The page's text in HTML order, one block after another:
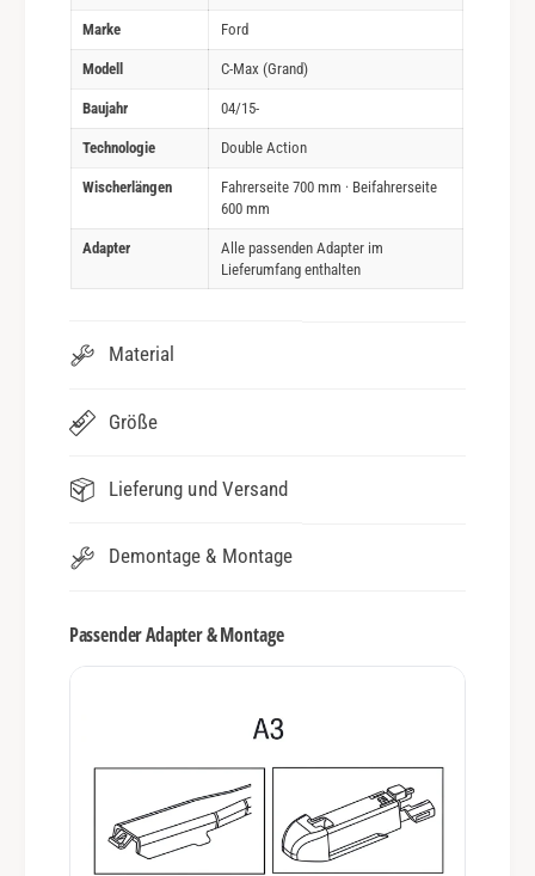
Marke Ford
Modell C-Max (Grand)
Baujahr 04/15-
Technologie Double Action
Wischerlängen
Fahrerseite 700 mm · Beifahrerseite
600 mm
Adapter
Alle passenden Adapter im
Lieferumfang enthalten
Material
Größe
Lieferung und Versand
Demontage & Montage
Passender Adapter & Montage